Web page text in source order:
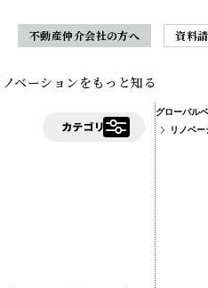
不動産仲介会社の方へ 資料
ノベーションをもっと知る
グローバル
リノベ